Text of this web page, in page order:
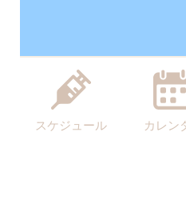
スケジュール カレン